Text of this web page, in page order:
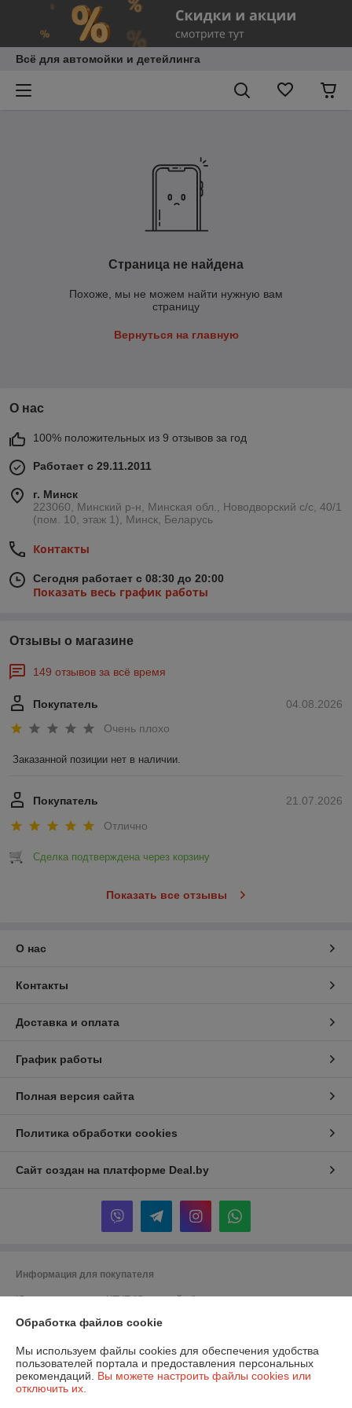
Всё для автомойки и детейлинга
Страница не найдена
Похоже, мы не можем найти нужную вам
страницу
Вернуться на главную
О нас
100% положительных из 9 отзывов за год
Работает с 29.11.2011
г. Минск
223060, Минский р-н, Минская обл., Новодворский с/с, 40/1
(пом. 10, этаж 1), Минск, Беларусь
Контакты
Сегодня работает с 08:30 до 20:00
Показать весь график работы
Отзывы о магазине
149 отзывов за всё время
04.08.2026
Покупатель
Очень плохо
Заказанной позиции нет в наличии.
21.07.2026
Покупатель
Отлично
Сделка подтверждена через корзину
Показать все отзывы
О нас
Контакты
Доставка и оплата
График работы
Полная версия сайта
Политика обработки cookies
Сайт создан на платформе Deal.by
Информация для покупателя
Юридическое лицо:ЧТУП "Супермойка"
пом. 10
Регистрационный номер ЕГР: 191748925
УНП: 191748925
Обработка файлов cookie
Мы используем файлы cookies для обеспечения удобства
пользователей портала и предоставления персональных
рекомендаций. Вы можете настроить файлы cookies или
отключить их.